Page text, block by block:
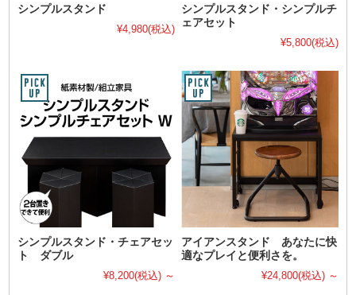
シンプルスタンド
¥4,980(税込)
シンプルスタンド・シンプルチ
ェアセット
¥5,800(税込)
シンプルスタンド・チェアセッ
ト ダブル
¥8,200(税込) ～
アイアンスタンド あなたに快
適なプレイと便利さを。
¥24,800(税込) ～